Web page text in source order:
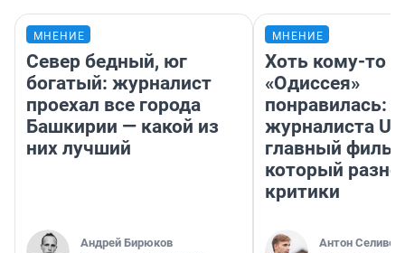
МНЕНИЕ
Север бедный, юг
богатый: журналист
проехал все города
Башкирии — какой из
них лучший
Андрей Бирюков
МНЕНИЕ
Хоть кому-то
«Одиссея»
понравилась:
журналиста
главный
который
критики
Антон